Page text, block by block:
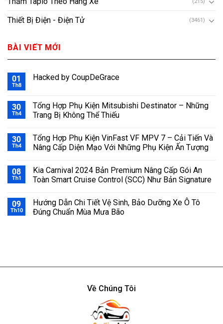
(215)
Thiết Bị Điện - Điện Tử (3461)
BÀI VIẾT MỚI
01
Th8
Hacked by CoupDeGrace
30
Th4
Tổng Hợp Phụ Kiện Mitsubishi Destinator – Những
Trang Bị Không Thể Thiếu
30
Th4
Tổng Hợp Phụ Kiện VinFast VF MPV 7 – Cải Tiến Và
Nâng Cấp Diện Mạo Với Những Phụ Kiện Ấn Tượng
08
Th1
Kia Carnival 2024 Bản Premium Nâng Cấp Gói An
Toàn Smart Cruise Control (SCC) Như Bản Signature
09
Th10
Hướng Dẫn Chi Tiết Vệ Sinh, Bảo Dưỡng Xe Ô Tô
Đúng Chuẩn Mùa Mưa Bão
Về Chúng Tôi